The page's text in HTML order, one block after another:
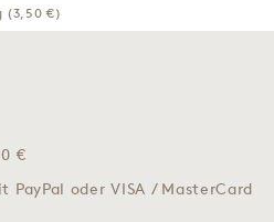
(3,50 €)
€
oder VISA / MasterCard